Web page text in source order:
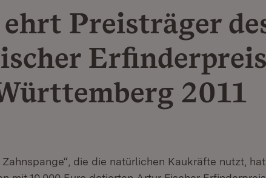
Preisträger
2011
Zahnspange“, die die natürlichen Kaukräfte nutzt,